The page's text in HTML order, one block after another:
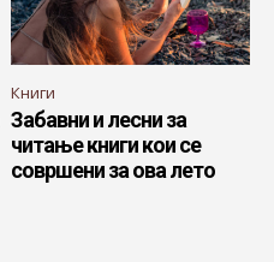
Книги
Забавни и лесни за
читање книги кои се
совршени за ова лето